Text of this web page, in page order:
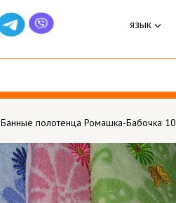
язык
Банные полотенца Ромашка-Бабочка 10